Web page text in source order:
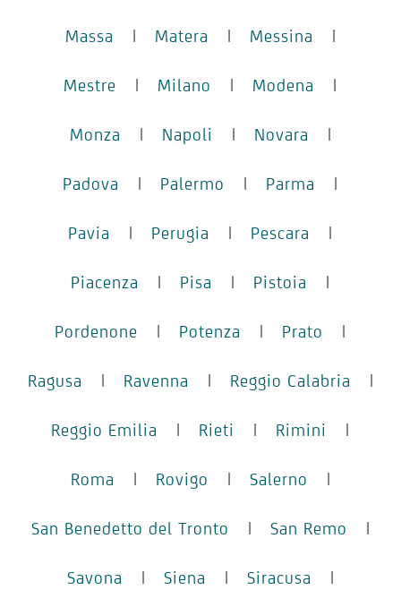
Massa | Matera | Messina |
Mestre | Milano | Modena |
Monza | Napoli | Novara |
Padova | Palermo | Parma |
Pavia | Perugia | Pescara |
Piacenza | Pisa | Pistoia |
Pordenone | Potenza | Prato |
Ragusa | Ravenna | Reggio Calabria |
Reggio Emilia | Rieti | Rimini |
Roma | Rovigo | Salerno |
San Benedetto del Tronto | San Remo |
Savona | Siena | Siracusa |